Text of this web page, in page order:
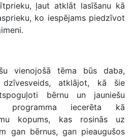
ļaut atklāt lasīšanu kā
ko iespējams piedzīvot
vienojošā tēma būs daba,
atklājot, kā šie
bērnu un jauniešu
programma iecerēta kā
kopums, kas rosinās uz
gan bērnus, gan pieaugušos